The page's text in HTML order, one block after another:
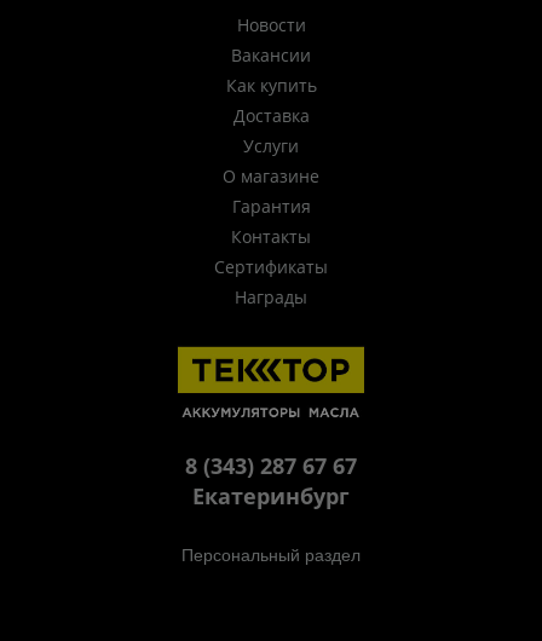
Новости
Вакансии
Как купить
Доставка
Услуги
О магазине
Гарантия
Контакты
Сертификаты
Награды
8 (343) 287 67 67
Екатеринбург
Персональный раздел